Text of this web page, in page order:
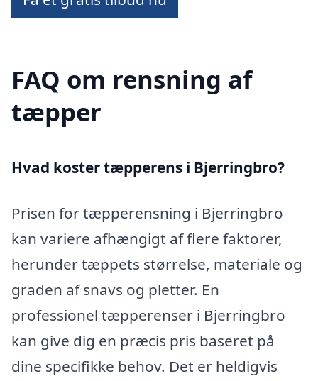
FAQ om rensning af
tæpper
Hvad koster tæpperens i Bjerringbro?
Prisen for tæpperensning i Bjerringbro
kan variere afhængigt af flere faktorer,
herunder tæppets størrelse, materiale og
graden af snavs og pletter. En
professionel tæpperenser i Bjerringbro
kan give dig en præcis pris baseret på
dine specifikke behov. Det er heldigvis